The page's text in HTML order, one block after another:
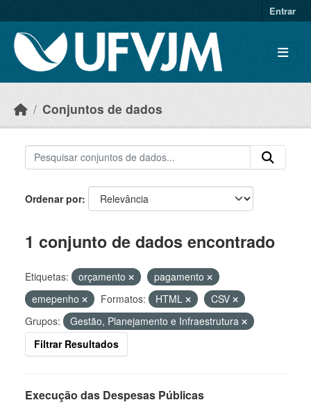
Entrar
Conjuntos de dados
Ordenar por
1 conjunto de dados encontrado
Etiquetas: orçamento
pagamento
emepenho
Formatos: HTML
CSV
Grupos:
Gestão, Planejamento e Infraestrutura
Filtrar Resultados
Execução das Despesas Públicas